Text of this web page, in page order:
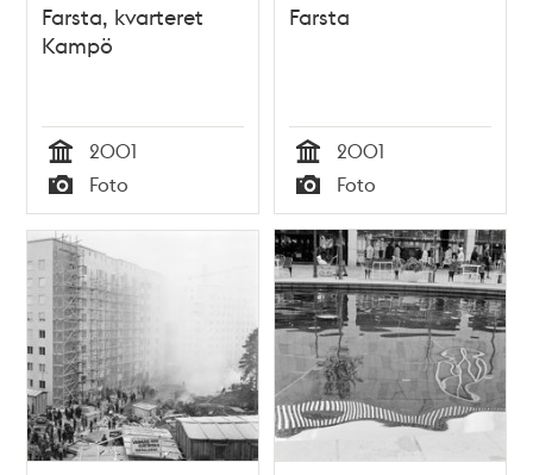
Farsta, kvarteret
Kampö
Tid
2001
Typ
Foto
Farsta
Tid
2001
Typ
Foto